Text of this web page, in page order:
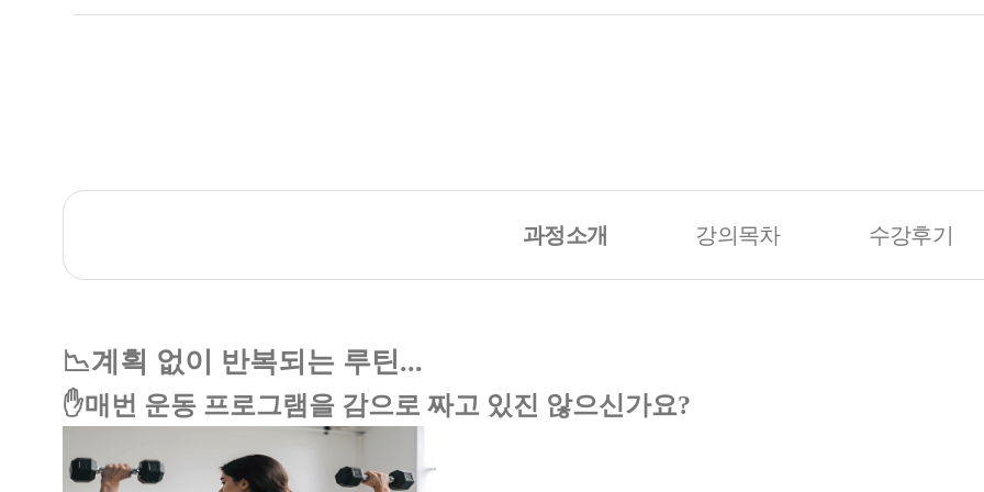
과정소개 강의목차 수강후기
📉계획 없이 반복되는 루틴...
✋매번 운동 프로그램을 감으로 짜고 있진 않으신가요?